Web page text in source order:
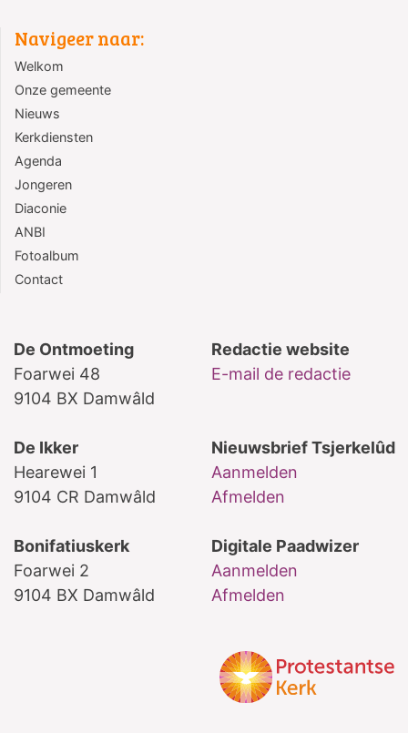
Navigeer naar:
Welkom
Onze gemeente
Nieuws
Kerkdiensten
Agenda
Jongeren
Diaconie
ANBI
Fotoalbum
Contact
De Ontmoeting
Foarwei 48
9104 BX Damwâld
Redactie website
E-mail de redactie
De Ikker
Hearewei 1
9104 CR Damwâld
Nieuwsbrief Tsjerkelûd
Aanmelden
Afmelden
Bonifatiuskerk
Foarwei 2
9104 BX Damwâld
Digitale Paadwizer
Aanmelden
Afmelden